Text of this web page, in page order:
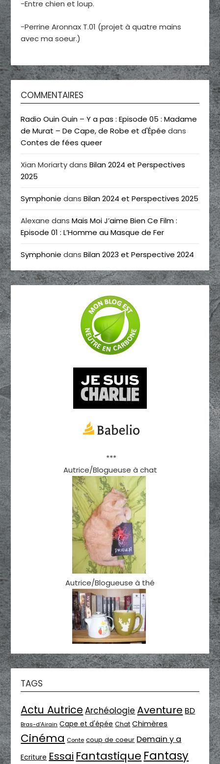
-Entre chien et loup.
-Perrine Aronnax T.01 (projet à quatre mains
avec ma soeur.)
COMMENTAIRES
Radio Ouin Ouin – Y a pas : Episode 05 : Madame
de Murat – De Cape, de Robe et d'Épée dans
Contes de fées queer
Xian MoriartydansBilan 2024 et Perspectives
2025
Symphonie dansBilan 2024 et Perspectives 2025
Alexane dansMais Moi J’aime Bien Ce Film :
Episode 01 : L’Homme au Masque de Fer
Symphonie dansBilan 2023 et Perspective 2024
***
Autrice/Blogueuse à chat
Autrice/Blogueuse à thé
TAGS
Actu Autrice Archéologie Aventure BD
Bras-d'Airain Cape et d'épée Chat Chimères
Cinéma Conte coup de coeur Demain y a
Ecriture Essai Fantastique Fantasy